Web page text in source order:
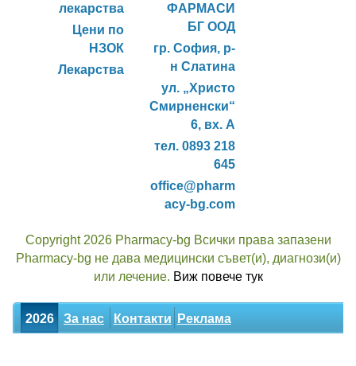
лекарства
Цени по
НЗОК
Лекарства
ФАРМАСИ
БГ ООД
гр. София, р-
н Слатина
ул. „Христо
Смирненски“
6, вх. А
тел. 0893 218
645
office@pharm
acy-bg.com
Copyright 2026 Pharmacy-bg Всички права запазени
Pharmacy-bg не дава медицински съвет(и), диагнози(и)
или лечение. Виж повече тук
2026 За нас Контакти Реклама